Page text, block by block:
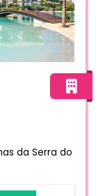
da Serra do